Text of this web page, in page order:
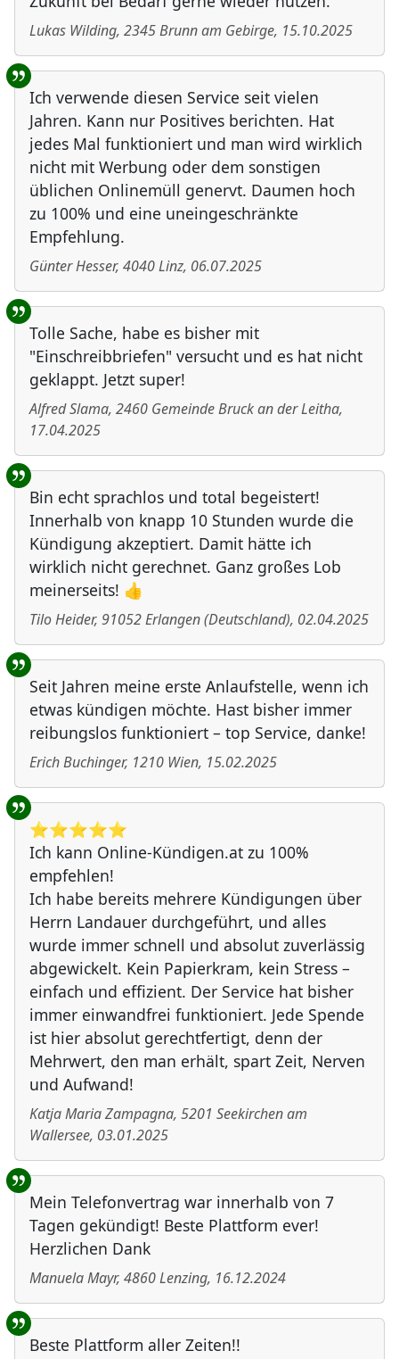
Lukas Wilding, 2345Brunn am Gebirge, 15.10.2025
Ich verwende diesen Service seit vielen
Jahren. Kann nur Positives berichten. Hat
jedes Mal funktioniert und man wird wirklich
nicht mit Werbung oder dem sonstigen
üblichen Onlinemüll genervt. Daumen hoch
zu 100% und eine uneingeschränkte
Empfehlung.
Günter Hesser, 4040Linz, 06.07.2025
Tolle Sache, habe es bisher mit
"Einschreibbriefen" versucht und es hat nicht
geklappt. Jetzt super!
Alfred Slama, 2460 Gemeinde Bruck an der Leitha,
17.04.2025
Bin echt sprachlos und total begeistert!
Innerhalb von knapp 10 Stunden wurde die
Kündigung akzeptiert. Damit hätte ich
wirklich nicht gerechnet. Ganz großes Lob
meinerseits! 👍
Tilo Heider, 91052Erlangen(Deutschland), 02.04.2025
Seit Jahren meine erste Anlaufstelle, wenn ich
etwas kündigen möchte. Hast bisher immer
reibungslos funktioniert – top Service, danke!
Erich Buchinger, 1210 Wien, 15.02.2025
⭐️⭐️⭐️⭐️⭐️
Ich kann Online-Kündigen.at zu 100%
empfehlen!
Ich habe bereits mehrere Kündigungen über
Herrn Landauer durchgeführt, und alles
wurde immer schnell und absolut zuverlässig
abgewickelt. Kein Papierkram, kein Stress –
einfach und effizient. Der Service hat bisher
immer einwandfrei funktioniert. Jede Spende
ist hier absolut gerechtfertigt, denn der
Mehrwert, den man erhält, spart Zeit, Nerven
und Aufwand!
Katja Maria Zampagna, 5201 Seekirchen am
Wallersee, 03.01.2025
Mein Telefonvertrag war innerhalb von 7
Tagen gekündigt! Beste Plattform ever!
Herzlichen Dank
Manuela Mayr, 4860Lenzing, 16.12.2024
Beste Plattform aller Zeiten!!